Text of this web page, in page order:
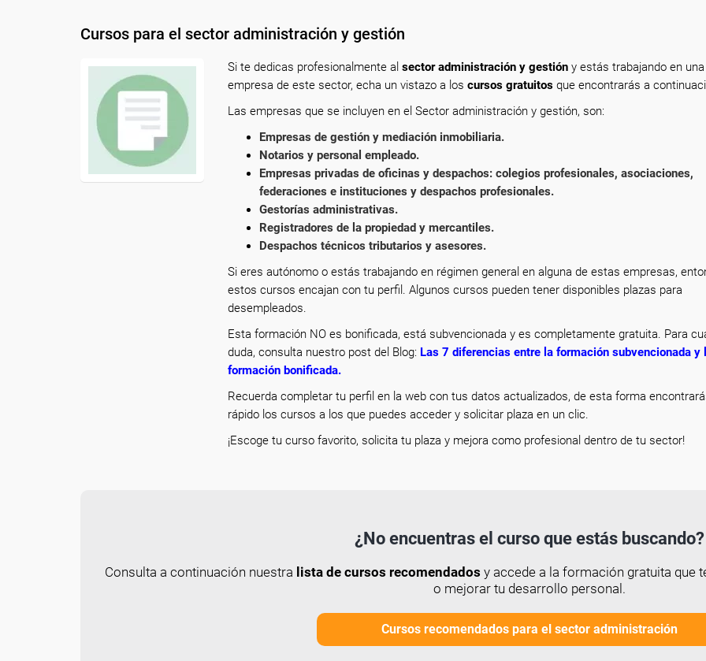
Cursos para el sector administración y gestión
Si te dedicas profesionalmente al sector administración y gestión y estás trabajando en una
empresa de este sector, echa un vistazo a los cursos gratuitos que encontrarás a
Las empresas que se incluyen en el Sector administración y gestión, son:
Empresas de gestión y mediación inmobiliaria.
Notarios y personal empleado.
Empresas privadas de oficinas y despachos: colegios profesionales, asociaciones,
federaciones e instituciones y despachos profesionales.
Gestorías administrativas.
Registradores de la propiedad y mercantiles.
Despachos técnicos tributarios y asesores.
Si eres autónomo o estás trabajando en régimen general en alguna de estas empresas,
estos cursos encajan con tu perfil. Algunos cursos pueden tener disponibles plazas para
desempleados.
Esta formación NO es bonificada, está subvencionada y es completamente gratuita. Para
duda, consulta nuestro post del Blog: Las 7 diferencias entre la formación subvencionada y
formación bonificada.
Recuerda completar tu perfil en la web con tus datos actualizados, de esta forma
rápido los cursos a los que puedes acceder y solicitar plaza en un clic.
¡Escoge tu curso favorito, solicita tu plaza y mejora como profesional dentro de tu sector!
¿No encuentras el curso que estás buscando?
Consulta a continuación nuestra lista de cursos recomendados y accede a la formación gratuita que
o mejorar tu desarrollo personal.
Cursos recomendados para el sector administración